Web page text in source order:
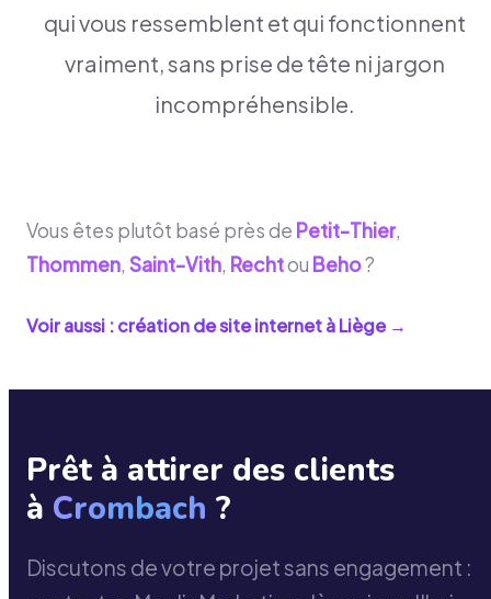
qui vous ressemblent et qui fonctionnent
vraiment, sans prise de tête ni jargon
incompréhensible.
Vous êtes plutôt basé près de Petit-Thier,
Thommen, Saint-Vith, Rechtou Beho?
Voir aussi : création de site internet àLiège→
Prêt à attirer des clients
à Crombach ?
Discutons de votre projet sans engagement :